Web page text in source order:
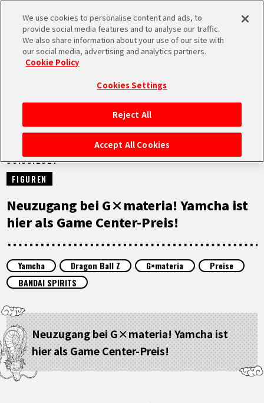
MEN
STARTSEITE
NEUES
HIGHLIGHTS
SPECIALS
LANGUAGE
JP
NEUES
06.09.2021
FIGUREN
Neuzugang bei G×materia! Yamcha ist
hier als Game Center-Preis!
Yamcha Dragon Ball Z G×materia
Preise
BANDAI SPIRITS
Neuzugang bei G×materia! Yamcha ist
hier als Game Center-Preis!
We use cookies to personalise content and ads, to
provide social media features and to analyse our traffic.
We also share information about your use of our site with
our social media, advertising and analytics partners.
Cookie Policy
Cookies Settings
Reject All
Accept All Cookies